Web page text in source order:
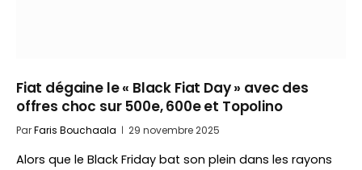
Fiat dégaine le « Black Fiat Day » avec des
offres choc sur 500e, 600e et Topolino
ParFaris Bouchaala 29 novembre 2025
Alors que le Black Friday bat son plein dans les rayons